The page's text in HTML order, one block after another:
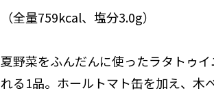
（全量759kcal、塩分3.0g）
夏野菜をふんだんに使ったラタトゥ
れる1品。ホールトマト缶を加え、木